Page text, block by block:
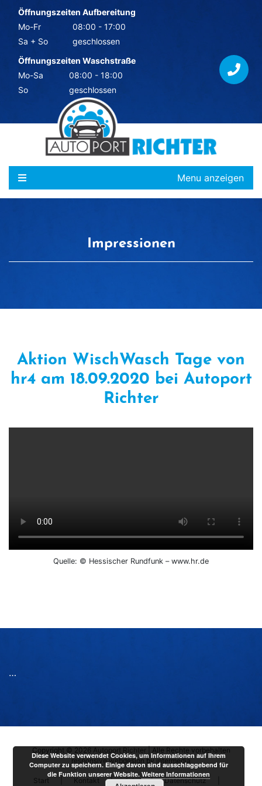
Öffnungszeiten Aufbereitung
Mo-Fr
08:00 - 17:00
Sa + So
geschlossen
Öffnungszeiten Waschstraße
Mo-Sa
08:00 - 18:00
So
geschlossen
Menu anzeigen
Impressionen
Aktion WischWasch Tage von
hr4 am 18.09.2020 bei Autoport
Richter
Quelle: © Hessischer Rundfunk – www.hr.de
…
Copyright © 2026 Autoport Richter | Alle Rechte vorbehalten
responsive webdesignbyintermedia
Start Kontakt Jobs Datenschutz
Diese Website verwendet Cookies, um Informationen auf Ihrem
Computer zu speichern. Einige davon sind ausschlaggebend für
die Funktion unserer Website.Weitere Informationen